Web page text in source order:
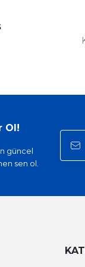
olmalı.
Ol!
güncel
sen ol.